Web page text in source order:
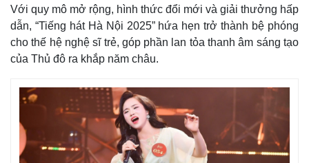
Với quy mô mở rộng, hình thức đổi mới và giải thưởng hấp
dẫn, “Tiếng hát Hà Nội 2025” hứa hẹn trở thành bệ phóng
cho thế hệ nghệ sĩ trẻ, góp phần lan tỏa thanh âm sáng tạo
của Thủ đô ra khắp năm châu.